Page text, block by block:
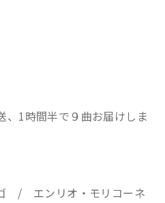
、1時間半で９曲お届けしま
/ エンリオ・モリコーネ